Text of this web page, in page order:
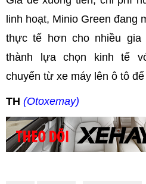
linh hoạt, Minio Green đang
thực tế hơn cho nhiều
thành lựa chọn kinh tế
chuyển từ xe máy lên ô tô
TH (Otoxemay)